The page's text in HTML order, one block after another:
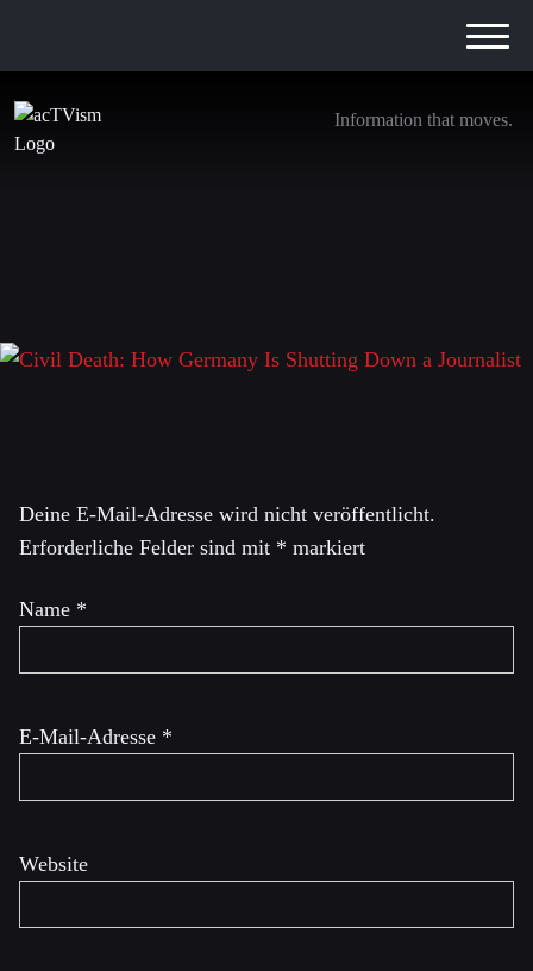
Information that moves.
Civil Death: How Germany Is Shutting Down a
Deine E-Mail-Adresse wird nicht veröffentlicht.
Erforderliche Felder sind mit * markiert
Name *
E-Mail-Adresse *
Website